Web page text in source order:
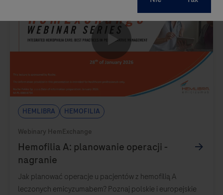
0:00 / 56:59
Hemlibra Hemofilia
Jak planować operacje u pacjentów z hemofilią A
leczonych emicyzumabem? Poznaj polskie i europejskie